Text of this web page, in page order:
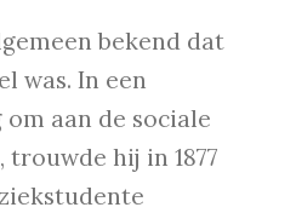
bekend dat
was. In een
aan de sociale
hij in 1877